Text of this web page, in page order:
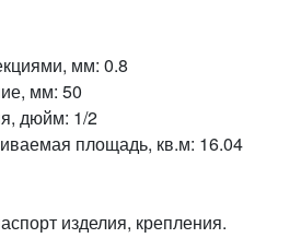
мм: 0.8
мм: 50
дюйм: 1/2
площадь, кв.м: 16.04
изделия, крепления.